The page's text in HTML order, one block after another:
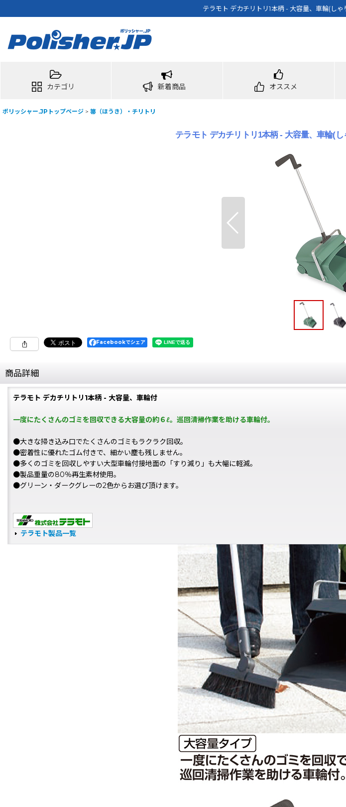
テラモト デカチリトリ1本柄 - 大容量、車輪(し
カテゴリ 新着商品 オススメ
ポリッシャー.JPトップページ > 箒（ほうき）・チリトリ
テラモト デカチリトリ1本柄 - 大容量、車輪(し
Facebookでシェア
商品詳細
テラモト デカチリトリ1本柄 - 大容量、車輪付
一度にたくさんのゴミを回収できる大容量の約６ℓ。巡回清掃作業を助ける車輪付。
●大きな掃き込み口でたくさんのゴミもラクラク回収。
●密着性に優れたゴム付きで、細かい塵も残しません。
●多くのゴミを回収しやすい大型車輪付接地面の「すり減り」も大幅に軽減。
●製品重量の80％再生素材使用。
●グリーン・ダークグレーの2色からお選び頂けます。
テラモト製品一覧